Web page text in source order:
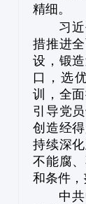
精细。
习
措推进
设，锻
口，选
训，全
引导党
创造经
持续深
不能腐
和条件，
中